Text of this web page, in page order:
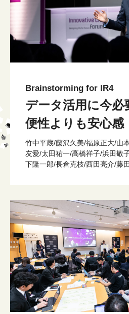
Brainstorming for IR4
データ活用に今必
便性よりも安心感
竹中平蔵/藤沢久美/福原正大/山
友愛/太田祐一/高橋祥子/浜田敬
下隆一郎/長倉克枝/西田亮介/藤